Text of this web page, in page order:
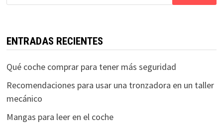
ENTRADAS RECIENTES
Qué coche comprar para tener más seguridad
Recomendaciones para usar una tronzadora en un taller
mecánico
Mangas para leer en el coche